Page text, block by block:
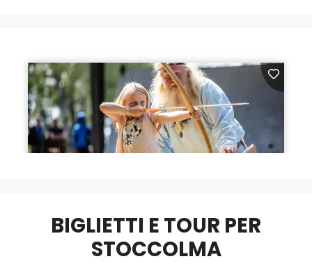
BIGLIETTI E TOUR PER
STOCCOLMA